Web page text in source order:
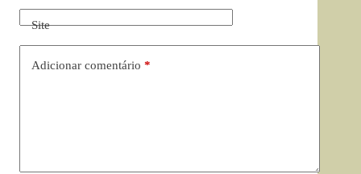
Site
Adicionar comentário *